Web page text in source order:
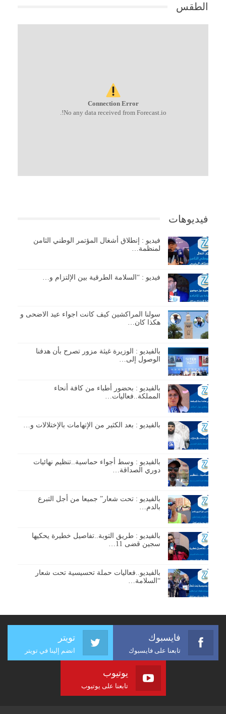
الطقس
Connection Error
No any data received from Forecast.io!.
فيديوهات
فيديو : إنطلاق أشغال المؤتمر الوطني الثامن
لمنظمة…
فيديو : “السلامة الطرقية بين الإلتزام و…
سولنا المراكشين كيف كانت اجواء عيد الاضحى و
هكذا كان…
بالفيديو : الوزيرة غيثة مزور تصرح بأن هدفنا
الوصول إلى…
بالفيديو : بحضور أطباء من كافة أنحاء
المملكة..فعاليات…
بالفيديو : بعد الكثير من الإتهامات بالإختلالات و…
بالفيديو : وسط أجواء حماسية..تنظيم نهائيات
دوري الصداقة…
بالفيديو : تحت شعار” جميعا من أجل التبرع
بالدم…
بالفيديو : طريق التوبة..تفاصيل خطيرة يحكيها
سجين قضى 11…
بالفيديو..فعاليات حملة تحسيسية تحت شعار
“السلامة…
فايسبوك
تابعنا على فايسبوك
تويتر
انضم إلينا في تويتر
يوتيوب
تابعنا على يوتيوب